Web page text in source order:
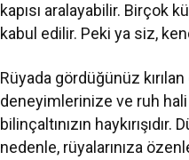
kapısı aralayabilir. Birçok
kabul edilir. Peki ya siz,
Rüyada gördüğünüz
deneyimlerinize ve ruh
bilinçaltınızın
nedenle, rüyalarınıza